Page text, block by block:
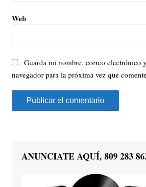
Web
Guarda mi nombre, correo electrónico
navegador para la próxima vez que
ANUNCIATE AQUÍ, 809 283